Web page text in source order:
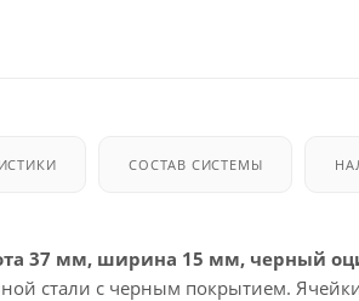
СОСТАВ СИСТЕМЫ
37 мм, ширина 15 мм, черный
стали с черным покрытием.